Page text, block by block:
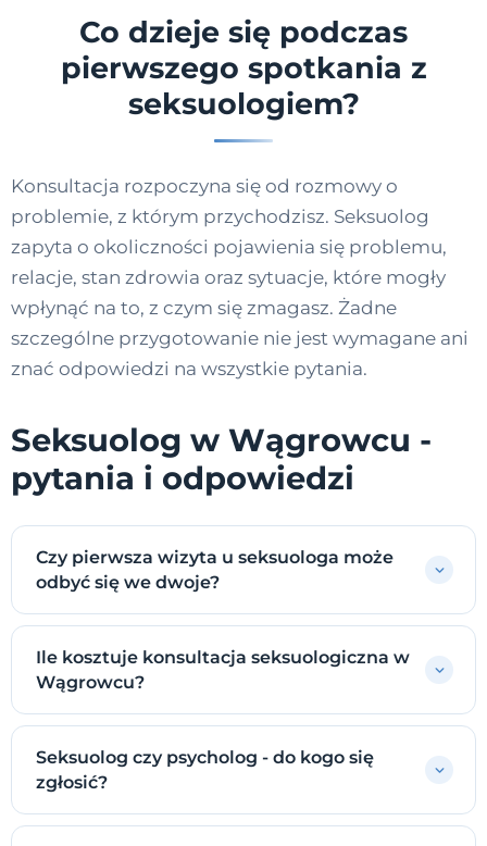
Co dzieje się podczas
pierwszego spotkania z
seksuologiem?
Konsultacja rozpoczyna się od rozmowy o
problemie, z którym przychodzisz. Seksuolog
zapyta o okoliczności pojawienia się problemu,
relacje, stan zdrowia oraz sytuacje, które mogły
wpłynąć na to, z czym się zmagasz. Żadne
szczególne przygotowanie nie jest wymagane ani
znać odpowiedzi na wszystkie pytania.
Seksuolog w Wągrowcu -
pytania i odpowiedzi
Czy pierwsza wizyta u seksuologa może
odbyć się we dwoje?
Ile kosztuje konsultacja seksuologiczna w
Wągrowcu?
Seksuolog czy psycholog - do kogo się
zgłosić?